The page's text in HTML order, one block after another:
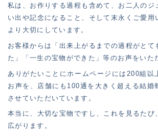
私は、お作りする過程も含めて、お二人のジ
い出や記念になること、そして末永くご愛用
より大切にしています。
お客様からは「出来上がるまでの過程がとて
た」「一生の宝物ができた」等のお声をいた
ありがたいことにホームページには200組以
お声を、店舗にも100通を大きく超える結婚
させていただいています。
本当に、大切な宝物ですし、これを見るたび
広がります。